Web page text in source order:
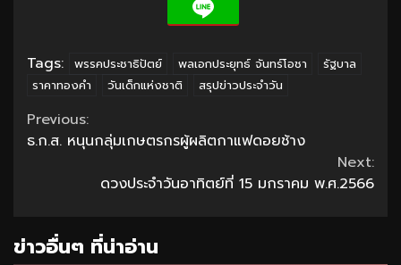
Tags: พรรคประชาธิปัตย์ พลเอกประยุทธ์ จันทร์โอชา
รัฐบาล
ราคาทองคำ
วันเด็กแห่งชาติ สรุปข่าวประจำวัน
Continue
Reading
Previous:
ธ.ก.ส. หนุนกลุ่มเกษตรกรผู้ผลิตกาแฟดอยช้าง
Next:
ดวงประจำวันอาทิตย์ที่ 15 มกราคม พ.ศ.2566
ข่าวอื่นๆ ที่น่าอ่าน